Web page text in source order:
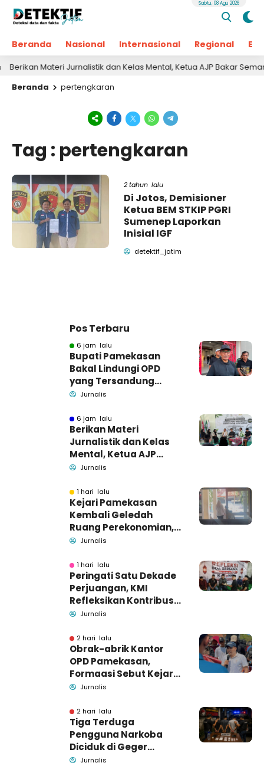
Beranda Nasional Internasional Regional
Sabtu, 08 Agu 2026
Materi Jurnalistik dan Kelas Mental, Ketua AJP Bakar
Beranda
pertengkaran
Tag : pertengkaran
2 tahun lalu
Di Jotos, Demisioner
Ketua BEM STKIP PGRI
Sumenep Laporkan
Inisial IGF
detektif_jatim
Pos Terbaru
6 jam lalu
Bupati Pamekasan
Bakal Lindungi OPD
yang Tersandung
Dugaan Korupsi
Jurnalis
6 jam lalu
Berikan Materi
Jurnalistik dan Kelas
Mental, Ketua AJP
Bakar Semangat LPM
Jurnalis
1 hari lalu
Kejari Pamekasan
Kembali Geledah
Ruang Perekonomian,
Pidsus: Tunggu Saja!
Jurnalis
1 hari lalu
Peringati Satu Dekade
Perjuangan, KMI
Refleksikan Kontribusi
untuk Masyarakat
Jurnalis
2 hari lalu
Obrak-abrik Kantor
OPD Pamekasan,
Formaasi Sebut Kejari
Pamekasan
Jurnalis
2 hari lalu
Tiga Terduga
Pengguna Narkoba
Diciduk di Geger
Bangkalan, Polisi Masih
Jurnalis